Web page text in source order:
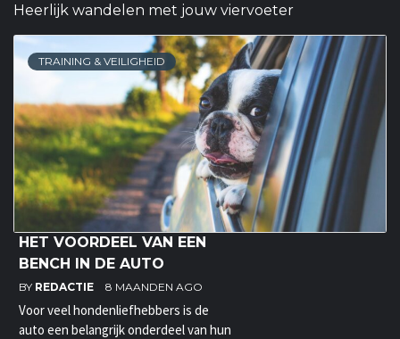
Heerlijk wandelen met jouw viervoeter
TRAINING & VEILIGHEID
HET VOORDEEL VAN EEN
BENCH IN DE AUTO
BY REDACTIE 8 MAANDEN AGO
Voor veel hondenliefhebbers is de
auto een belangrijk onderdeel van hun